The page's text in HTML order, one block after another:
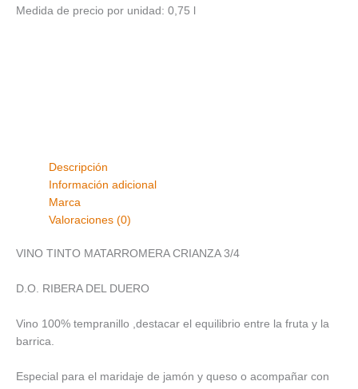
Medida de precio por unidad: 0,75 l
Descripción
Información adicional
Marca
Valoraciones (0)
VINO TINTO MATARROMERA CRIANZA 3/4
D.O. RIBERA DEL DUERO
Vino 100% tempranillo ,destacar el equilibrio entre la fruta y la
barrica.
Especial para el maridaje de jamón y queso o acompañar con